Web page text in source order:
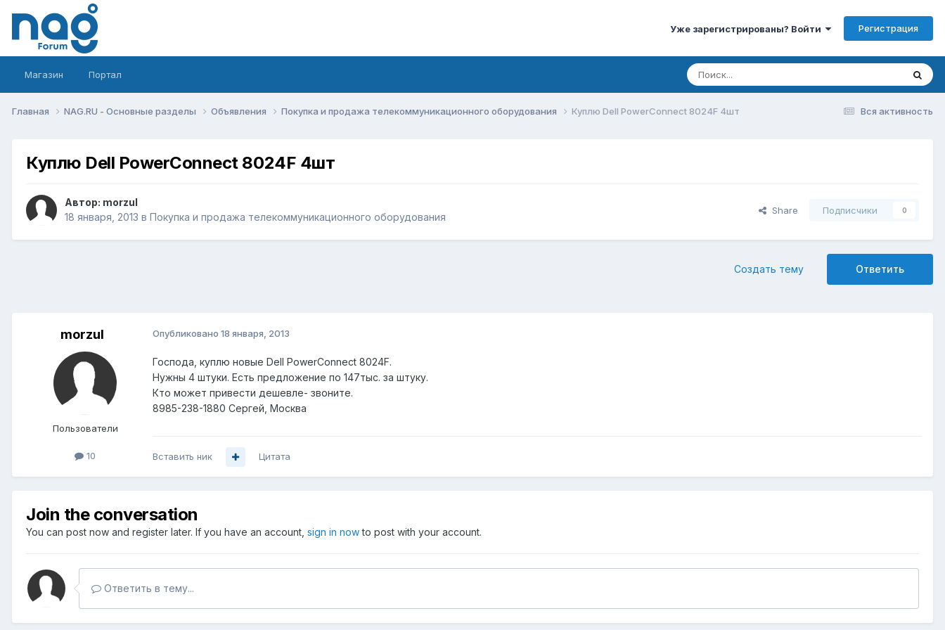
Уже зарегистрированы? Войти Регистрация
Магазин Портал
Вся активность
Главная NAG.RU - Основные разделы Объявления Покупка и продажа телекоммуникационного оборудования Куплю Dell PowerConnect 8024F 4шт
Куплю Dell PowerConnect 8024F 4шт
Автор: morzul
18 января, 2013 в Покупка и продажа телекоммуникационного оборудования
Share Подписчики 0
Ответить
Создать тему
morzul
Пользователи
10
Опубликовано 18 января, 2013
Господа, куплю новые Dell PowerConnect 8024F.
Нужны 4 штуки. Есть предложение по 147тыс. за штуку.
Кто может привести дешевле- звоните.
8985-238-1880 Сергей, Москва
Вставить ник Цитата
Join the conversation
You can post now and register later. If you have an account, sign in nowto post with your account.
Ответить в тему...